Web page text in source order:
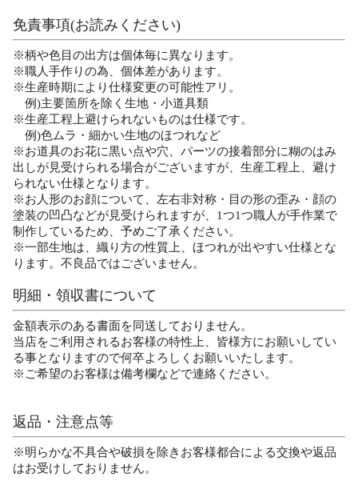
免責事項(お読みください)
※柄や色目の出方は個体毎に異なります。
※職人手作りの為、個体差があります。
※生産時期により仕様変更の可能性アリ。
例)主要箇所を除く生地・小道具類
※生産工程上避けられないものは仕様です。
例)色ムラ・細かい生地のほつれなど
※お道具のお花に黒い点や穴、パーツの接着部分に糊のはみ
出しが見受けられる場合がございますが、生産工程上、避け
られない仕様となります。
※お人形のお顔について、左右非対称・目の形の歪み・顔の
塗装の凹凸などが見受けられますが、1つ1つ職人が手作業で
制作しているため、予めご了承ください。
※一部生地は、織り方の性質上、ほつれが出やすい仕様とな
ります。不良品ではございません。
明細・領収書について
金額表示のある書面を同送しておりません。
当店をご利用されるお客様の特性上、皆様方にお願いしてい
る事となりますので何卒よろしくお願いいたします。
※ご希望のお客様は備考欄などで連絡ください。
返品・注意点等
※明らかな不具合や破損を除きお客様都合による交換や返品
はお受けしておりません。